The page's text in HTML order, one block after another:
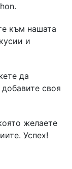
към нашата
и
да
своя
желаете
Успех!